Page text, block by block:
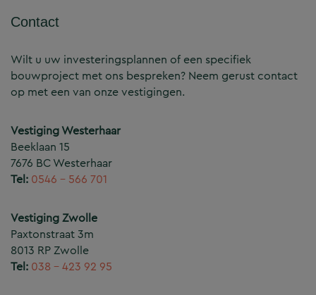
Contact
Wilt u uw investeringsplannen of een specifiek
bouwproject met ons bespreken? Neem gerust contact
op met een van onze vestigingen.
Vestiging Westerhaar
Beeklaan 15
7676 BC Westerhaar
Tel: 0546 – 566 701
Vestiging Zwolle
Paxtonstraat 3m
8013 RP Zwolle
Tel: 038 – 423 92 95